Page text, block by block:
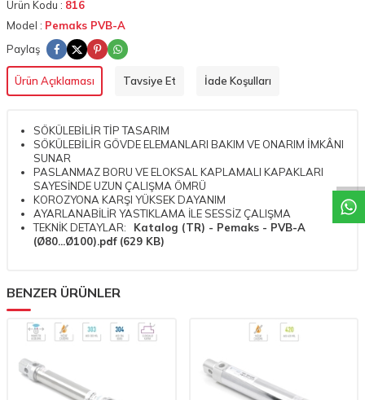
WhatappDesteHatt
Ürün Kodu : 816
Model : Pemaks PVB-A
Paylaş
Ürün Açıklaması Tavsiye Et İade Koşulları
SÖKÜLEBİLİR TİP TASARIM
SÖKÜLEBİLİR GÖVDE ELEMANLARI BAKIM VE ONARIM İMKÂNI
SUNAR
PASLANMAZ BORU VE ELOKSAL KAPLAMALI KAPAKLARI
SAYESİNDE UZUN ÇALIŞMA ÖMRÜ
KOROZYONA KARŞI YÜKSEK DAYANIM
AYARLANABİLİR YASTIKLAMA İLE SESSİZ ÇALIŞMA
TEKNİK DETAYLAR: Katalog (TR) - Pemaks - PVB-A
(Ø80...Ø100).pdf (629 KB)
BENZER ÜRÜNLER